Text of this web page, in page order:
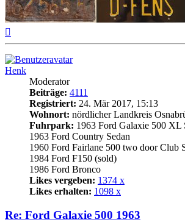
Henk
Moderator
Beiträge: 4111
Registriert: 24. Mär 2017, 15:13
Wohnort: nördlicher Landkreis
Fuhrpark: 1963 Ford Galaxie 500 XL
1963 Ford Country Sedan
1960 Ford Fairlane 500 two door Club
1984 Ford F150 (sold)
1986 Ford Bronco
Likes vergeben: 1374 x
Likes erhalten: 1098 x
Re: Ford Galaxie 500 1963